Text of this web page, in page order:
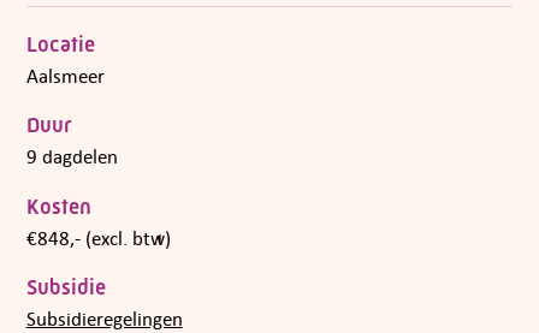
Locatie
Aalsmeer
Duur
9 dagdelen
Kosten
€848,- (excl. btw)
Subsidie
Subsidieregelingen